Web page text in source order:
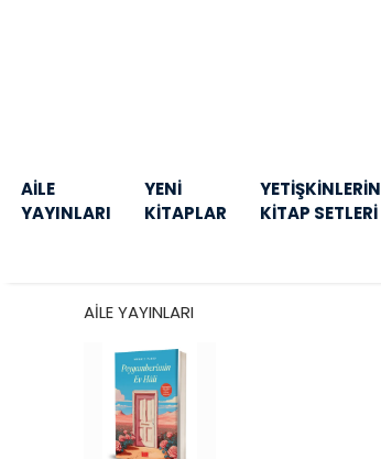
AİLE
YAYINLARI
YENİ
KİTAPLAR
YETİŞKİNLERİN
KİTAP SETLERİ
AİLE YAYINLARI